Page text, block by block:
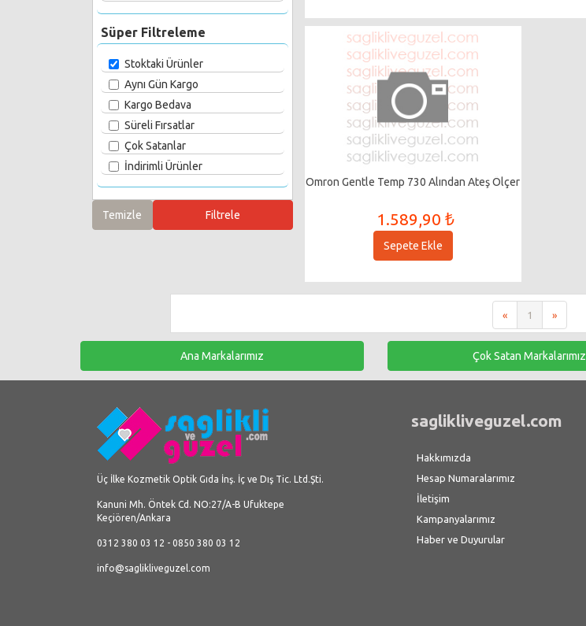
Süper Filtreleme
Stoktaki Ürünler
Aynı Gün Kargo
Kargo Bedava
Süreli Fırsatlar
Çok Satanlar
İndirimli Ürünler
Omron Gentle Temp 730 Alından Ateş Ölçer
1.589,90 ₺
Sepete Ekle
« 1 »
Ana Markalarımız Çok Satan Markalarımız
Üç İlke Kozmetik Optik Gıda İnş. İç ve Dış Tic. Ltd.Şti.
Kanuni Mh. Öntek Cd. NO:27/A-B Ufuktepe
Keçiören/Ankara
0312 380 03 12 - 0850 380 03 12
info@saglikliveguzel.com
saglikliveguzel.com
Hakkımızda
Hesap Numaralarımız
İletişim
Kampanyalarımız
Haber ve Duyurular